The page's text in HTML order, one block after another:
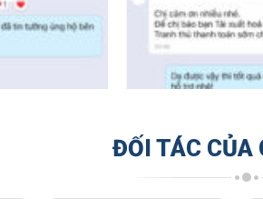
ĐỐI TÁC CỦA